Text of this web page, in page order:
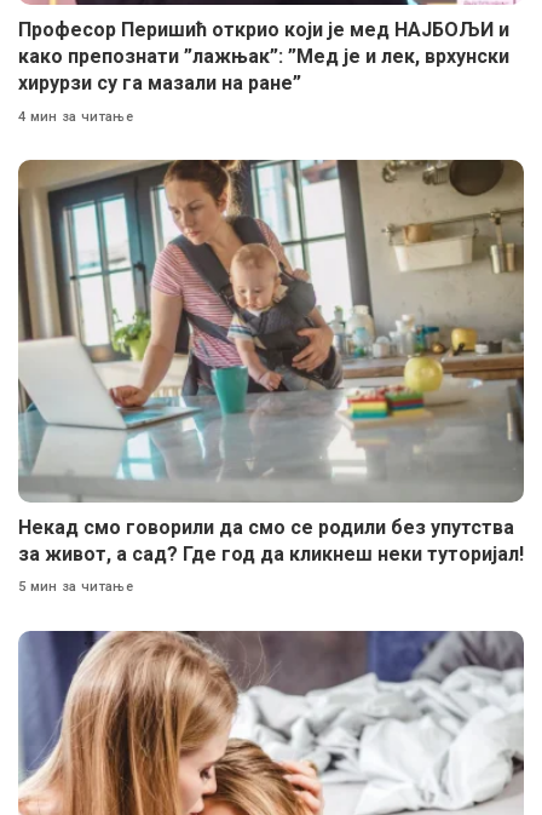
Професор Перишић открио који је мед НАЈБОЉИ и
како препознати ”лажњак”: ”Мед је и лек, врхунски
хирурзи су га мазали на ране”
4 мин за читање
Некад смо говорили да смо се родили без упутства
за живот, а сад? Где год да кликнеш неки туторијал!
5 мин за читање